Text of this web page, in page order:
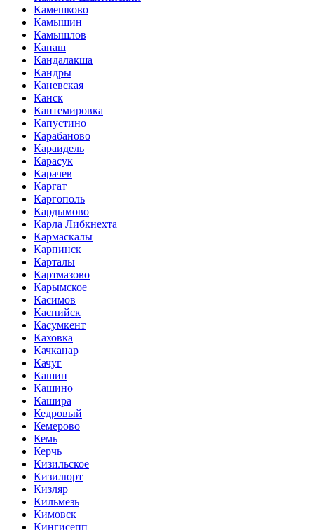
Камешково
Камышин
Камышлов
Канаш
Кандалакша
Кандры
Каневская
Канск
Кантемировка
Капустино
Карабаново
Караидель
Карасук
Карачев
Каргат
Каргополь
Кардымово
Карла Либкнехта
Кармаскалы
Карпинск
Карталы
Картмазово
Карымское
Касимов
Каспийск
Касумкент
Каховка
Качканар
Качуг
Кашин
Кашино
Кашира
Кедровый
Кемерово
Кемь
Керчь
Кизильское
Кизилюрт
Кизляр
Кильмезь
Кимовск
Кингисепп